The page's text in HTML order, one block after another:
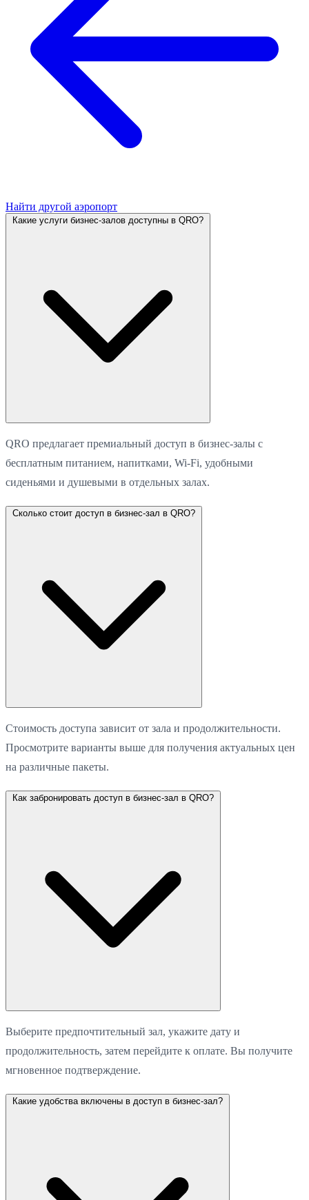
Найти другой аэропорт
Какие услуги бизнес-залов доступны в QRO?
QRO предлагает премиальный доступ в бизнес-залы с
бесплатным питанием, напитками, Wi-Fi, удобными
сиденьями и душевыми в отдельных залах.
Сколько стоит доступ в бизнес-зал в QRO?
Стоимость доступа зависит от зала и продолжительности.
Просмотрите варианты выше для получения актуальных цен
на различные пакеты.
Как забронировать доступ в бизнес-зал в QRO?
Выберите предпочтительный зал, укажите дату и
продолжительность, затем перейдите к оплате. Вы получите
мгновенное подтверждение.
Какие удобства включены в доступ в бизнес-зал?